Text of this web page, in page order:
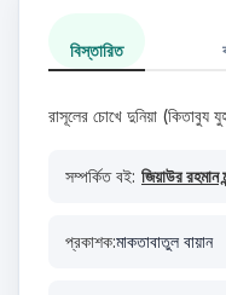
বিস্তারিত
রাসূলের চোখে দুনিয়া (কিতাবুয
সম্পর্কিত বই: জিয়াউর রহমান
প্রকাশক:মাকতাবাতুল বায়ান